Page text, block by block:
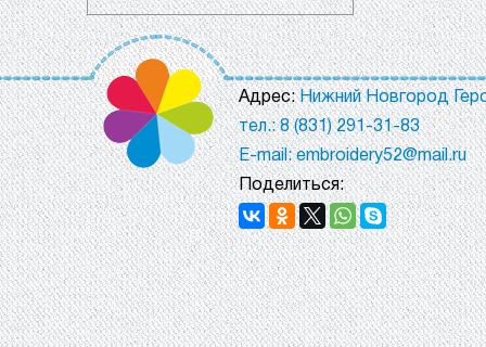
Адрес:Нижний Новгород
тел.: 8 (831) 291-31-83
E-mail: embroidery52@mail.ru
Поделиться: